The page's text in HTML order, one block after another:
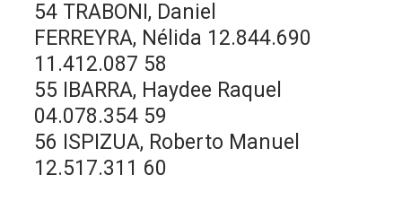
54 TRABONI, Daniel
FERREYRA, Nélida 12.844.690
11.412.087 58
55 IBARRA, Haydee Raquel
04.078.354 59
56 ISPIZUA, Roberto Manuel
12.517.311 60